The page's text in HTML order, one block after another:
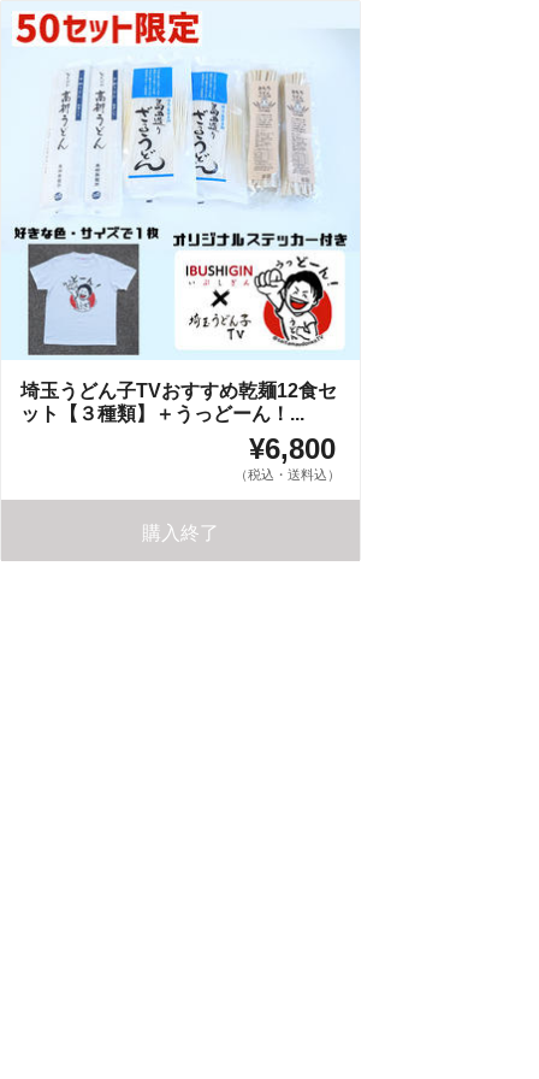
埼玉うどん子TVおすすめ乾麺12食セ
ット【３種類】＋うっどーん！...
¥6,800
（税込・送料込）
購入終了